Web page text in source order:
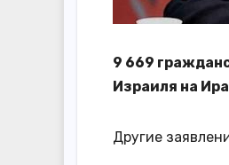
9 669
Израиля на
Другие